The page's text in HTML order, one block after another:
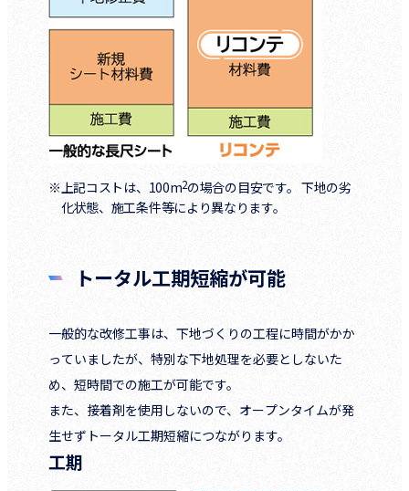
※上記コストは、100m2の場合の目安です。 下地の劣
化状態、施工条件等により異なります。
トータル工期短縮が可能
一般的な改修工事は、下地づくりの工程に時間がかか
っていましたが、特別な下地処理を必要としないた
め、短時間での施工が可能です。
また、接着剤を使用しないので、オープンタイムが発
生せずトータル工期短縮につながります。
工期